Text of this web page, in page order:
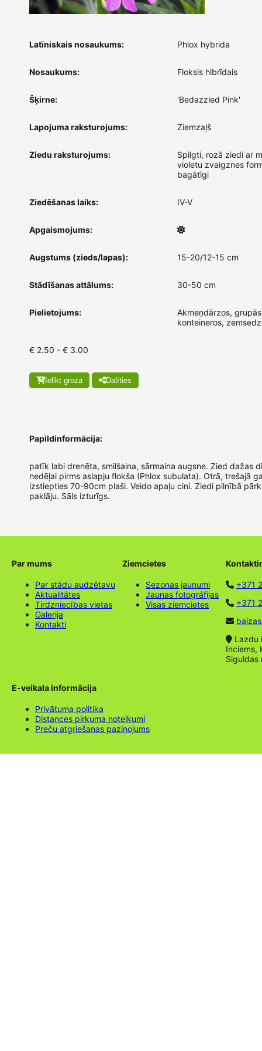
Latīniskais nosaukums: Phlox hybrida
Nosaukums: Floksis hibrīdais
Šķirne: 'Bedazzled Pink'
Lapojuma raksturojums: Ziemzaļš
Ziedu raksturojums:
Spilgti, rozā ziedi ar
violetu zvaigznes
bagātīgi
Ziedēšanas laiks: IV-V
Apgaismojums:
Augstums (zieds/lapas): 15-20/12-15 cm
Stādīšanas attālums: 30-50 cm
Pielietojums:
Akmeņdārzos,
konteineros,
€ 2.50 - € 3.00
Ielikt grozā Dalīties
Papildinformācija:
patīk labi drenēta, smilšaina, sārmaina augsne. Zied dažas
nedēļai pirms aslapju flokša (Phlox subulata). Otrā, trešajā
izstiepties 70-90cm plaši. Veido apaļu cini. Ziedi pilnībā
paklāju. Sāls izturīgs.
Par mums
Par stādu audzētavu
Aktualitātes
Tirdzniecības vietas
Galerija
Kontakti
Ziemcietes
Sezonas jaunumi
Jaunas fotogrāfijas
Visas ziemcietes
+371
+371
Lazdu
Inciems,
Siguldas
E-veikala informācija
Privātuma politika
Distances pirkuma noteikumi
Preču atgriešanas paziņojums